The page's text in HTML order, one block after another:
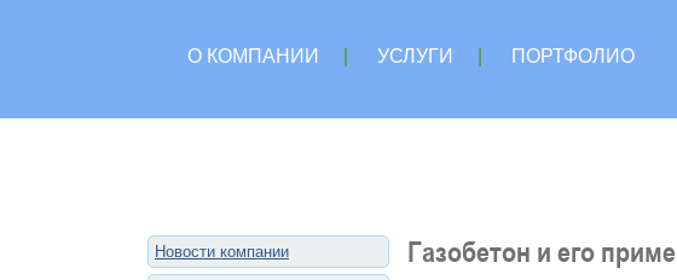
О КОМПАНИИ УСЛУГИ ПОРТФОЛИО
Новости компании Газобетон и его